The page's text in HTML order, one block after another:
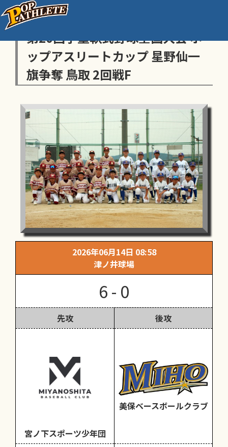
センス・トラストトーナメント
第20回学童軟式野球全国大会 ポ
ップアスリートカップ 星野仙一
旗争奪 鳥取 2回戦F
2026年06月14日 08:58
津ノ井球場
6 - 0
先攻 後攻
宮ノ下スポーツ少年団
美保ベースボールクラブ